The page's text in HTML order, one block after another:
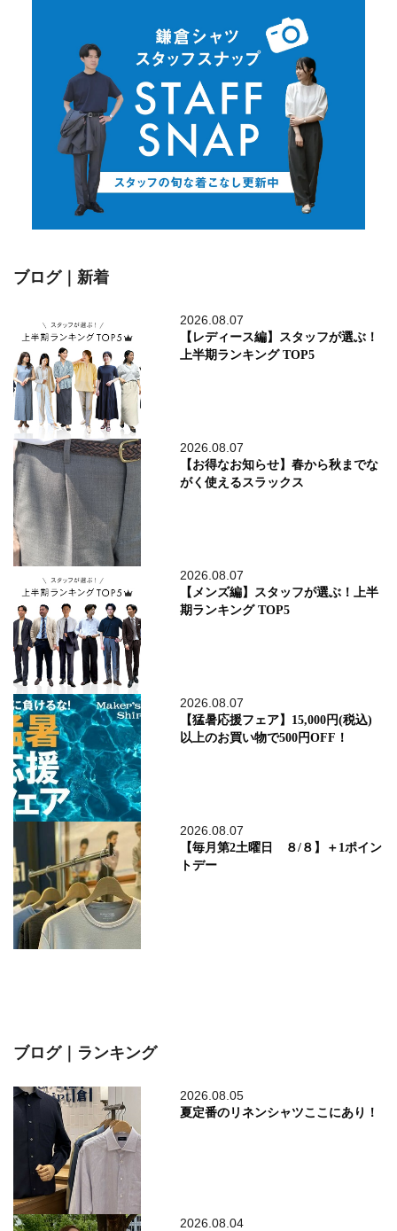
ブログ｜新着
2026.08.07
【レディース編】スタッフが選ぶ！
上半期ランキング TOP5
2026.08.07
【お得なお知らせ】春から秋までな
がく使えるスラックス
2026.08.07
【メンズ編】スタッフが選ぶ！上半
期ランキング TOP5
2026.08.07
【猛暑応援フェア】15,000円(税込)
以上のお買い物で500円OFF！
2026.08.07
【毎月第2土曜日 ８/８】＋1ポイン
トデー
ブログ｜ランキング
2026.08.05
夏定番のリネンシャツここにあり！
2026.08.04